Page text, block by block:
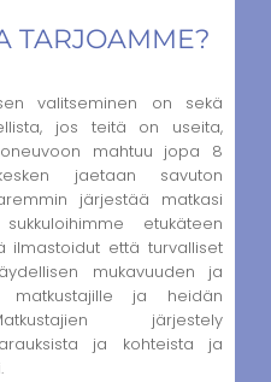
TARJOAMME?
valitseminen on sekä
jos teitä on useita,
mahtuu jopa 8
jaetaan savuton
järjestää matkasi
etukäteen
ilmastoidut että turvalliset
mukavuuden ja
matkustajille ja heidän
järjestely
ja kohteista ja